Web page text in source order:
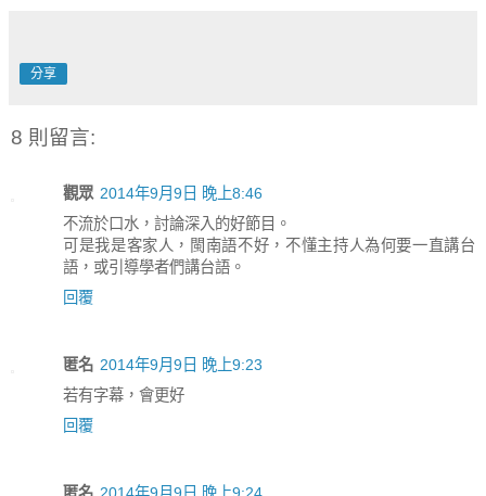
分享
8 則留言:
觀眾 2014年9月9日 晚上8:46
不流於口水，討論深入的好節目。
可是我是客家人，閩南語不好，不懂主持人為何要一直講台
語，或引導學者們講台語。
回覆
匿名 2014年9月9日 晚上9:23
若有字幕，會更好
回覆